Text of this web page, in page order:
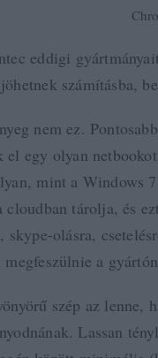
eddigi
számításba,
nem ez.
el egy olyan
mint a Windows
cloudban tárolja, és
skype-olásra,
a
szép az
Lassan